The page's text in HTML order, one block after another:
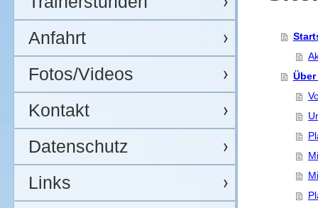
Anfahrt
Fotos/Videos
Kontakt
Datenschutz
Links